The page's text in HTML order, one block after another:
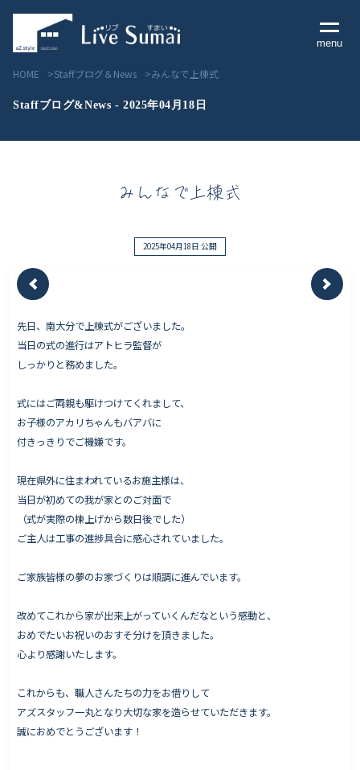
menu
Livesumai 住宅標準性能
Livesumai 保証について
見学会／モデルハウス情報
物件情報
Works - 施工実績
完成案内
よくいただくご質問
お役立ちコラム
会社情報
代表挨拶
スタッフ紹介
Staff ブログ&News
HOME Staffブログ＆News みんなで上棟式
Staffブログ&News - 2025年04月18日
みんなで上棟式
2025年04月18日 公開
先日、南大分で上棟式がございました。
当日の式の進行はアトヒラ監督が
しっかりと務めました。
式にはご両親も駆けつけてくれまして、
お子様のアカリちゃんもバアバに
付きっきりでご機嫌です。
現在県外に住まわれているお施主様は、
当日が初めての我が家とのご対面で
（式が実際の棟上げから数日後でした）
ご主人は工事の進捗具合に感心されていました。
ご家族皆様の夢のお家づくりは順調に進んでいます。
改めてこれから家が出来上がっていくんだなという感動と、
おめでたいお祝いのおすそ分けを頂きました。
心より感謝いたします。
これからも、職人さんたちの力をお借りして
アズスタッフ一丸となり大切な家を造らせていただきます。
誠におめでとうございます！